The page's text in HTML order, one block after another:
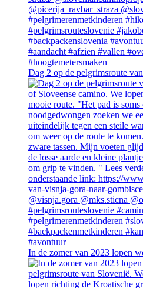
Dag 2 op de pelgrimsroute
In de zomer van 2023 lopen